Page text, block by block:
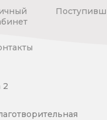
2